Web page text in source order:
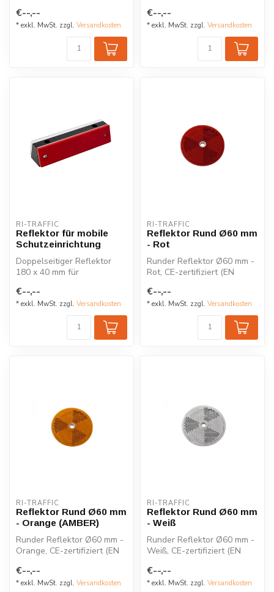
p...
€--,--
* exkl. MwSt. zzgl. Versandkosten
€--,--
* exkl. MwSt. zzgl. Versandkosten
RI-TRAFFIC
Reflektor für mobile
Schutzeinrichtung
Doppelseitiger Reflektor
180 x 40 mm für
hochreflektierenden...
€--,--
* exkl. MwSt. zzgl. Versandkosten
RI-TRAFFIC
Reflektor Rund Ø60 mm
- Rot
Runder Reflektor Ø60 mm -
Rot, CE-zertifiziert (EN
Verk...
€--,--
* exkl. MwSt. zzgl. Versandkosten
RI-TRAFFIC
Reflektor Rund Ø60 mm
- Orange (AMBER)
Runder Reflektor Ø60 mm -
Orange, CE-zertifiziert (EN
€--,--
* exkl. MwSt. zzgl. Versandkosten
RI-TRAFFIC
Reflektor Rund Ø60 mm
- Weiß
Runder Reflektor Ø60 mm -
Weiß, CE-zertifiziert (EN
Ver...
€--,--
* exkl. MwSt. zzgl. Versandkosten